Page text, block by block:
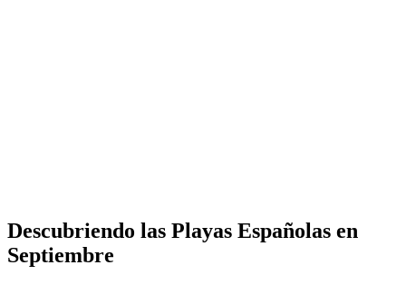
Descubriendo las Playas Españolas en
Septiembre